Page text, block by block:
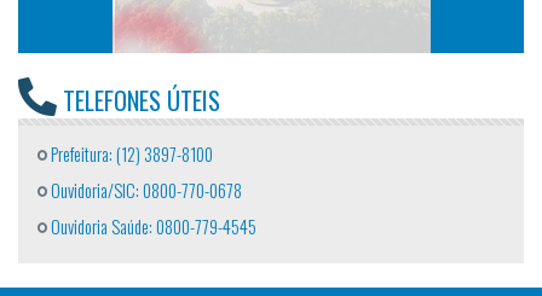
TELEFONES ÚTEIS
Prefeitura: (12) 3897-8100
Ouvidoria/SIC: 0800-770-0678
Ouvidoria Saúde: 0800-779-4545